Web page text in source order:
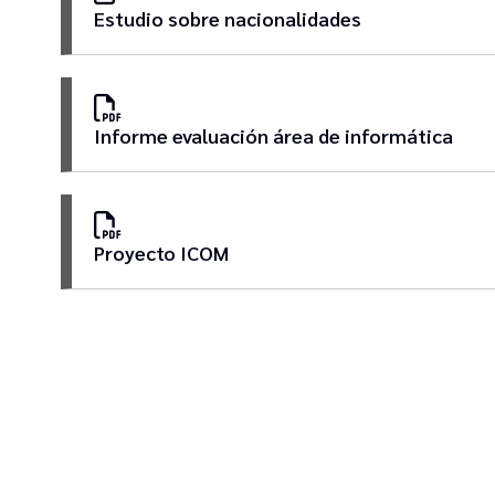
Estudio sobre nacionalidades
Informe evaluación área de informática
Proyecto ICOM